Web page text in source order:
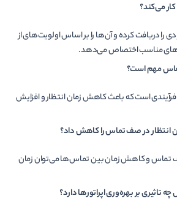
می‌کند؟
دریافت کرده و آن‌ها را بر اساس اولویت‌های از
مناسب اختصاص می‌دهد.
مهم است؟
است که باعث کاهش زمان انتظار و افزایش
انتظار در صف تماس را کاهش داد؟
تماس و کاهش زمان بین تماس‌ها می‌توان زمان
بر بهره‌وری اپراتورها دارد؟